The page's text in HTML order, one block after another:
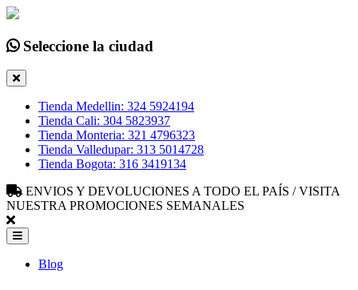
Seleccione la ciudad
Tienda Medellin: 324 5924194
Tienda Cali: 304 5823937
Tienda Monteria: 321 4796323
Tienda Valledupar: 313 5014728
Tienda Bogota: 316 3419134
ENVIOS Y DEVOLUCIONES A TODO EL PAÍS / VISITA
NUESTRA PROMOCIONES SEMANALES
Blog